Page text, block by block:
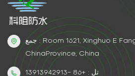
جمع : Room 1621, Xinghuo E Fang, Nanjing, Jiangsu,
ChinaProvince, China
تل : +86 -13913942913